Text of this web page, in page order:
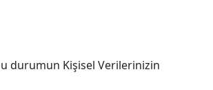
durumun Kişisel Verilerinizin